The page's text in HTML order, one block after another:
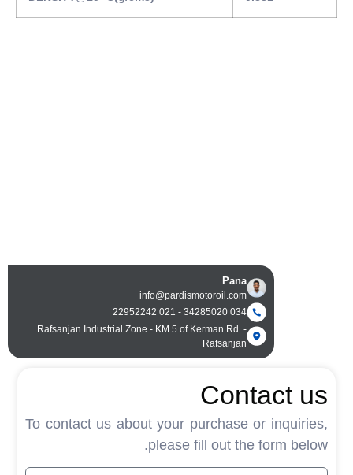
Pana
info@pardismotoroil.com
Rafsanjan Industrial Zone - KM 5 of Kerman Rd. -
Rafsanjan
Contact
To contact us about your purchase or
please fill out the form